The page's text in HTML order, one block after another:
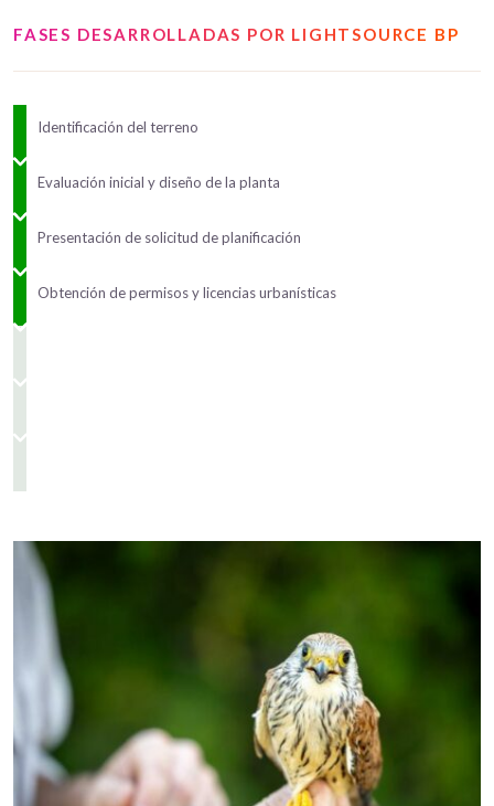
FASES DESARROLLADAS POR LIGHTSOURCE BP
Identificación del terreno
Evaluación inicial y diseño de la planta
Presentación de solicitud de planificación
Obtención de permisos y licencias urbanísticas